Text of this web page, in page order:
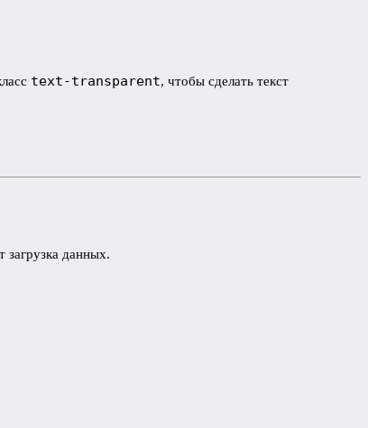
text-transparent, чтобы сделать текст
загрузка данных.